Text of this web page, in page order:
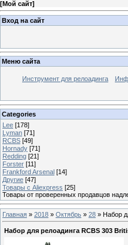
[Мой сайт]
Вход на сайт
Меню сайта
Инструмент для релоадинга
Categories
Lee [178]
Lyman [71]
RCBS [49]
Hornady [71]
Redding [21]
Forster [11]
Frankford Arsenal [14]
Другие [47]
Товары с Aliexpress [25]
Товары от проверенных продавцов
Главная » 2018 » Октябрь » 28 » Набор
Набор для релоадинга RCBS 303